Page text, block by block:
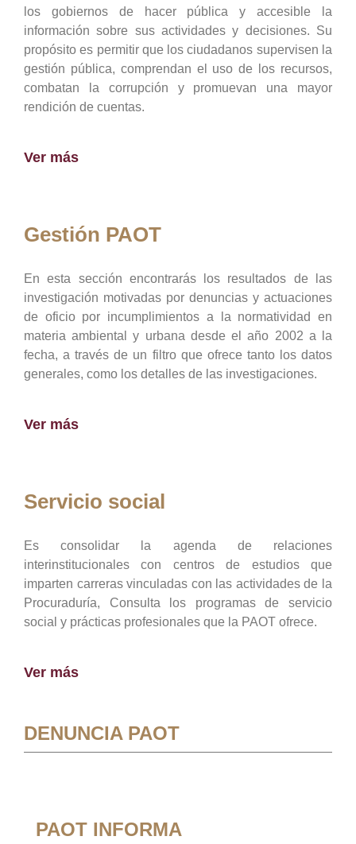
los gobiernos de hacer pública y accesible la
información sobre sus actividades y decisiones. Su
propósito es permitir que los ciudadanos supervisen la
gestión pública, comprendan el uso de los recursos,
combatan la corrupción y promuevan una mayor
rendición de cuentas.
Ver más
Gestión PAOT
En esta sección encontrarás los resultados de las
investigación motivadas por denuncias y actuaciones
de oficio por incumplimientos a la normatividad en
materia ambiental y urbana desde el año 2002 a la
fecha, a través de un filtro que ofrece tanto los datos
generales, como los detalles de las investigaciones.
Ver más
Servicio social
Es consolidar la agenda de relaciones
interinstitucionales con centros de estudios que
imparten carreras vinculadas con las actividades de la
Procuraduría, Consulta los programas de servicio
social y prácticas profesionales que la PAOT ofrece.
Ver más
DENUNCIA PAOT
PAOT INFORMA